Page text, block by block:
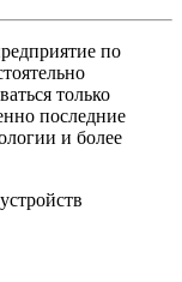
по
только
последние
и более